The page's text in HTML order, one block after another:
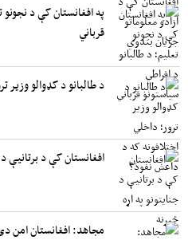
په افغانستان کې د نجونو
قرباني
د طالبانو د کډوالو وزیر
افغانستان کې د برتانیې
مجاهد: افغانستان امن